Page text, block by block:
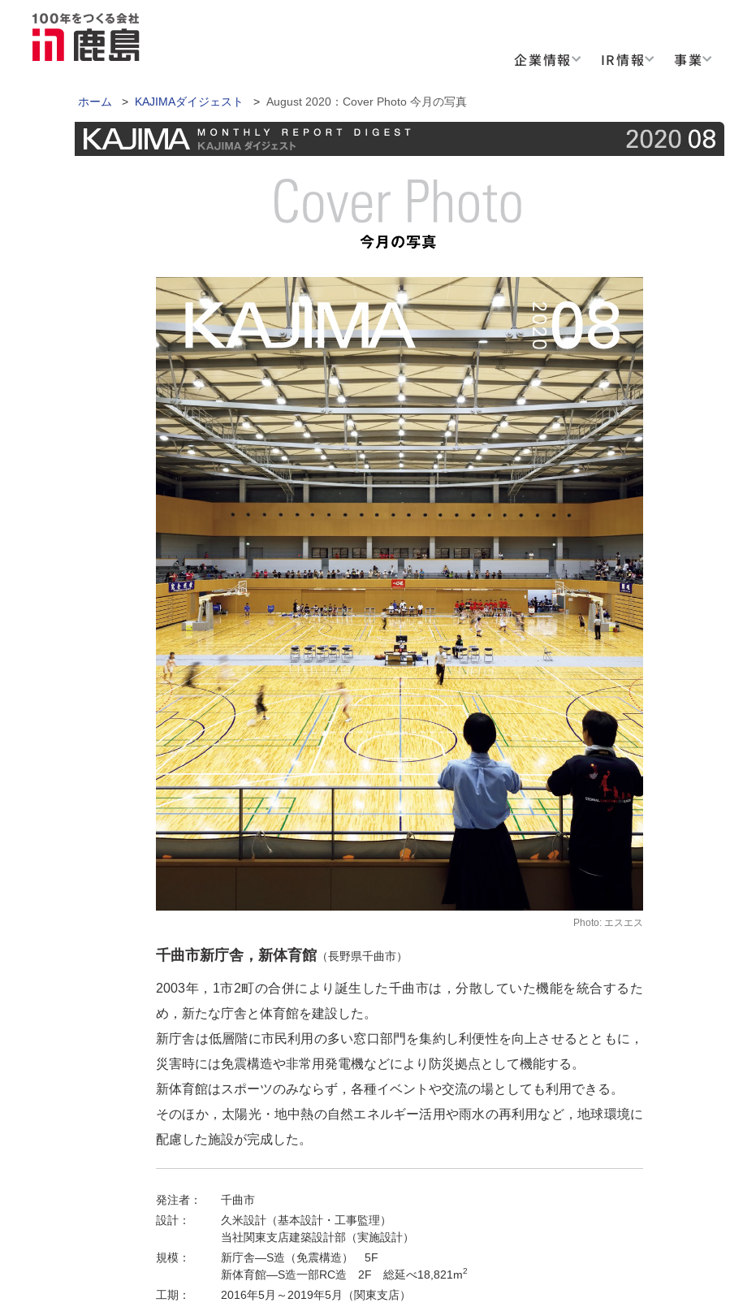
企業情報 IR情報 事業
ホーム > KAJIMAダイジェスト > August 2020：Cover Photo 今月の写真
Photo: エスエス
千曲市新庁舎，新体育館 （長野県千曲市）
2003年，1市2町の合併により誕生した千曲市は，分散していた機能を統合するた
め，新たな庁舎と体育館を建設した。
新庁舎は低層階に市民利用の多い窓口部門を集約し利便性を向上させるとともに，
災害時には免震構造や非常用発電機などにより防災拠点として機能する。
新体育館はスポーツのみならず，各種イベントや交流の場としても利用できる。
そのほか，太陽光・地中熱の自然エネルギー活用や雨水の再利用など，地球環境に
配慮した施設が完成した。
発注者：
千曲市
設計：
久米設計（基本設計・工事監理）
当社関東支店建築設計部（実施設計）
規模：
新庁舎―S造（免震構造） 5F
新体育館―S造一部RC造 2F 総延べ18,821m2
工期： 2016年5月～2019年5月 （関東支店）